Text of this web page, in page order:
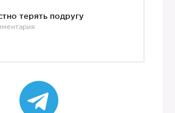
терять подругу